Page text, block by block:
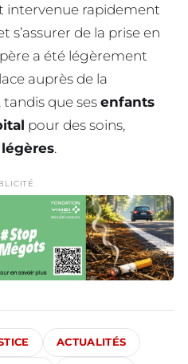
intervenue rapidement
s’assurer de la prise en
a été légèrement
auprès de la
que ses enfants
pour des soins,
.
ACTUALITÉS